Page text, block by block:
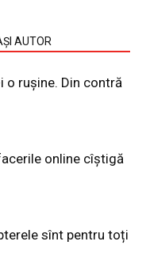
AUTOR
o rușine. Din contră
online cîștigă
sînt pentru toți